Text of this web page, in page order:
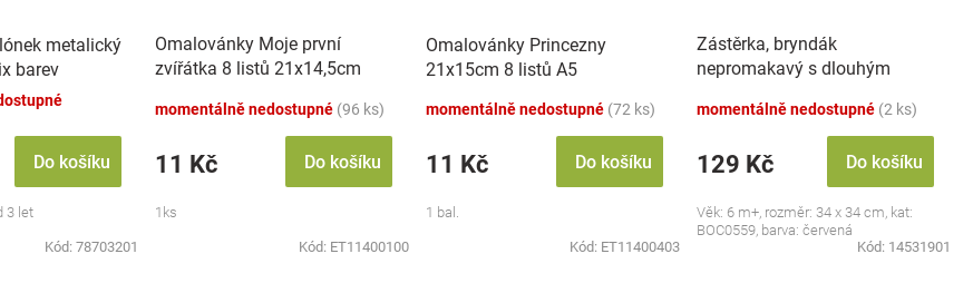
metalický
barev
Do košíku
3 let
Kód: 78703201
Omalovánky Moje první
zvířátka 8 listů 21x14,5cm
momentálně nedostupné (96 ks)
11 Kč Do košíku
1ks
Kód: ET11400100
Omalovánky Princezny
21x15cm 8 listů A5
momentálně nedostupné (72 ks)
11 Kč Do košíku
1 bal.
Kód: ET11400403
Zástěrka, bryndák
nepromakavý s dlouhým
momentálně nedostupné (2 ks)
129 Kč Do košíku
Věk: 6 m+, rozměr: 34 x 34 cm, kat:
BOC0559, barva: červená
Kód: 14531901